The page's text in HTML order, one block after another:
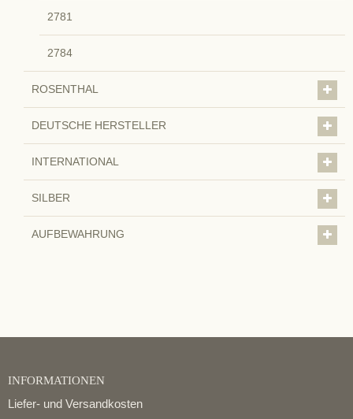
2781
2784
ROSENTHAL
DEUTSCHE HERSTELLER
INTERNATIONAL
SILBER
AUFBEWAHRUNG
INFORMATIONEN
Liefer- und Versandkosten